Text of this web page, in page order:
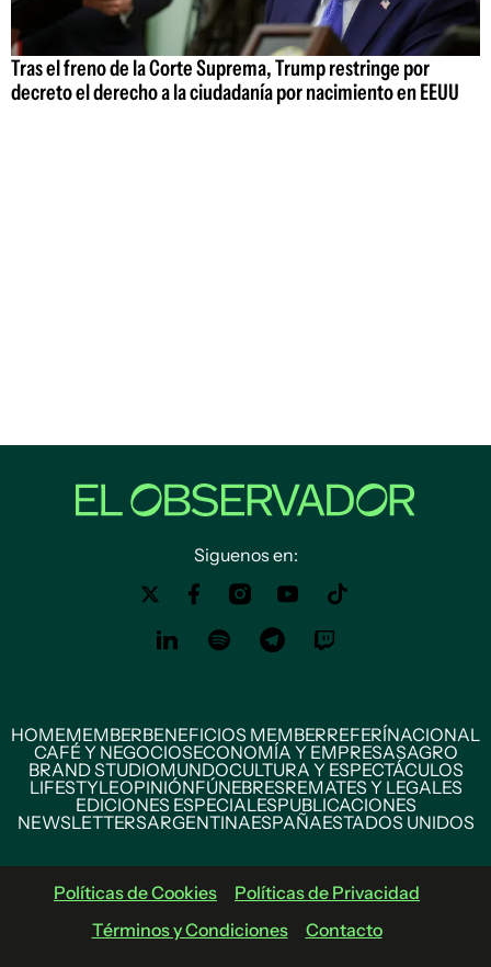
Tras el freno de la Corte Suprema, Trump restringe por
decreto el derecho a la ciudadanía por nacimiento en EEUU
Siguenos en:
HOMEMEMBERBENEFICIOS MEMBERREFERÍNACIONAL
CAFÉ Y NEGOCIOSECONOMÍA Y EMPRESASAGRO
BRAND STUDIOMUNDOCULTURA Y ESPECTÁCULOS
LIFESTYLEOPINIÓNFÚNEBRESREMATES Y LEGALES
EDICIONES ESPECIALESPUBLICACIONES
NEWSLETTERSARGENTINAESPAÑAESTADOS UNIDOS
Políticas de Cookies
Políticas de Privacidad
Términos y Condiciones
Contacto